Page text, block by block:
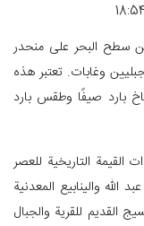
18:54
سطح البحر على منحدر
وغابات. تعتبر هذه
بارد صيفًا وطقس بارد
التاريخية للعصر
والينابيع المعدنية
القديم للقرية والجبال